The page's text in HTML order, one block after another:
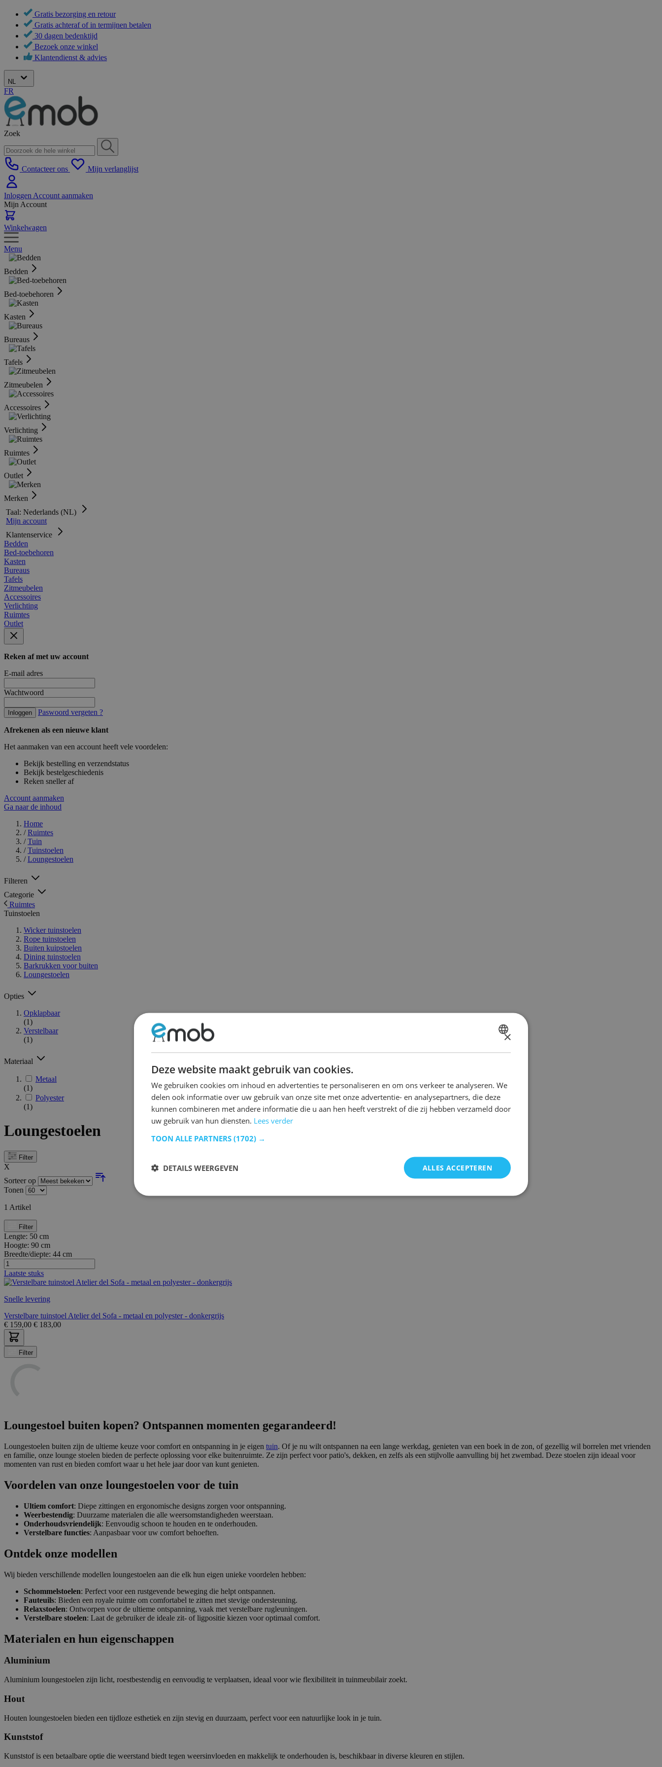
Gratis bezorging en retour
Gratis achteraf of in termijnen betalen
30 dagen bedenktijd
Bezoek onze winkel
Klantendienst & advies
NL
FR
Zoek
Contacteer ons Mijn verlanglijst
Inloggen Account aanmaken
Mijn Account
Winkelwagen
Menu
Bedden
Bed-toebehoren
Kasten
Bureaus
Tafels
Zitmeubelen
Accessoires
Verlichting
Ruimtes
Outlet
Merken
Taal: Nederlands (NL)
Mijn account
Klantenservice
Bedden
Bed-toebehoren
Kasten
Bureaus
Tafels
Zitmeubelen
Accessoires
Verlichting
Ruimtes
Outlet
Reken af met uw account
E-mail adres
Wachtwoord
Inloggen Paswoord vergeten ?
Afrekenen als een nieuwe klant
Het aanmaken van een account heeft vele voordelen:
Bekijk bestelling en verzendstatus
Bekijk bestelgeschiedenis
Reken sneller af
Account aanmaken
Ga naar de inhoud
Home
/ Ruimtes
/ Tuin
/ Tuinstoelen
/ Loungestoelen
Filteren
Categorie
Ruimtes
Tuinstoelen
Wicker tuinstoelen
Rope tuinstoelen
Buiten kuipstoelen
Dining tuinstoelen
Barkrukken voor buiten
Loungestoelen
Opties
Opklapbaar
(1)
Verstelbaar
(1)
Materiaal
Metaal
(1)
Polyester
(1)
Loungestoelen
Filter
X
Sorteer op
Tonen
1 Artikel
Filter
Lengte: 50 cm
Hoogte: 90 cm
Breedte/diepte: 44 cm
Laatste stuks
Snelle levering
Verstelbare tuinstoel Atelier del Sofa - metaal en polyester - donkergrijs
€ 159,00 € 183,00
Filter
Loungestoel buiten kopen? Ontspannen momenten gegarandeerd!
Loungestoelen buiten zijn de ultieme keuze voor comfort en ontspanning in je eigen tuin. Of je nu wilt ontspannen na een lange werkdag, genieten van een boek in de zon, of gezellig wil borrelen met vrienden
en familie, onze lounge stoelen bieden de perfecte oplossing voor elke buitenruimte. Ze zijn perfect voor patio's, dekken, en zelfs als een stijlvolle aanvulling bij het zwembad. Deze stoelen zijn ideaal voor
momenten van rust en bieden comfort waar u het hele jaar door van kunt genieten.
Voordelen van onze loungestoelen voor de tuin
Ultiem comfort: Diepe zittingen en ergonomische designs zorgen voor ontspanning.
Weerbestendig: Duurzame materialen die alle weersomstandigheden weerstaan.
Onderhoudsvriendelijk: Eenvoudig schoon te houden en te onderhouden.
Verstelbare functies: Aanpasbaar voor uw comfort behoeften.
Ontdek onze modellen
Wij bieden verschillende modellen loungestoelen aan die elk hun eigen unieke voordelen hebben:
Schommelstoelen: Perfect voor een rustgevende beweging die helpt ontspannen.
Fauteuils: Bieden een royale ruimte om comfortabel te zitten met stevige ondersteuning.
Relaxstoelen: Ontworpen voor de ultieme ontspanning, vaak met verstelbare rugleuningen.
Verstelbare stoelen: Laat de gebruiker de ideale zit- of ligpositie kiezen voor optimaal comfort.
Materialen en hun eigenschappen
Aluminium
Aluminium loungestoelen zijn licht, roestbestendig en eenvoudig te verplaatsen, ideaal voor wie flexibiliteit in tuinmeubilair zoekt.
Hout
Houten loungestoelen bieden een tijdloze esthetiek en zijn stevig en duurzaam, perfect voor een natuurlijke look in je tuin.
Kunststof
Kunststof is een betaalbare optie die weerstand biedt tegen weersinvloeden en makkelijk te onderhouden is, beschikbaar in diverse kleuren en stijlen.
×
Deze website maakt gebruik van cookies.
We gebruiken cookies om inhoud en advertenties te personaliseren en om ons verkeer te analyseren. We
delen ook informatie over uw gebruik van onze site met onze advertentie- en analysepartners, die deze
kunnen combineren met andere informatie die u aan hen heeft verstrekt of die zij hebben verzameld door
uw gebruik van hun diensten. Lees verder
TOON ALLE PARTNERS (1702) →
ALLES ACCEPTEREN
DETAILS WEERGEVEN